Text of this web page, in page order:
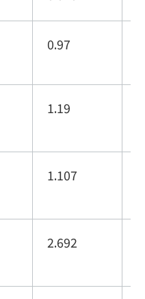
0.97
1.19
1.107
2.692